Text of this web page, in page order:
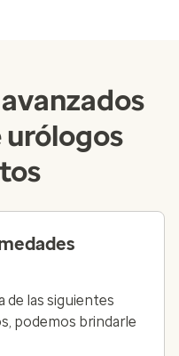
urólogos
de las siguientes
podemos brindarle